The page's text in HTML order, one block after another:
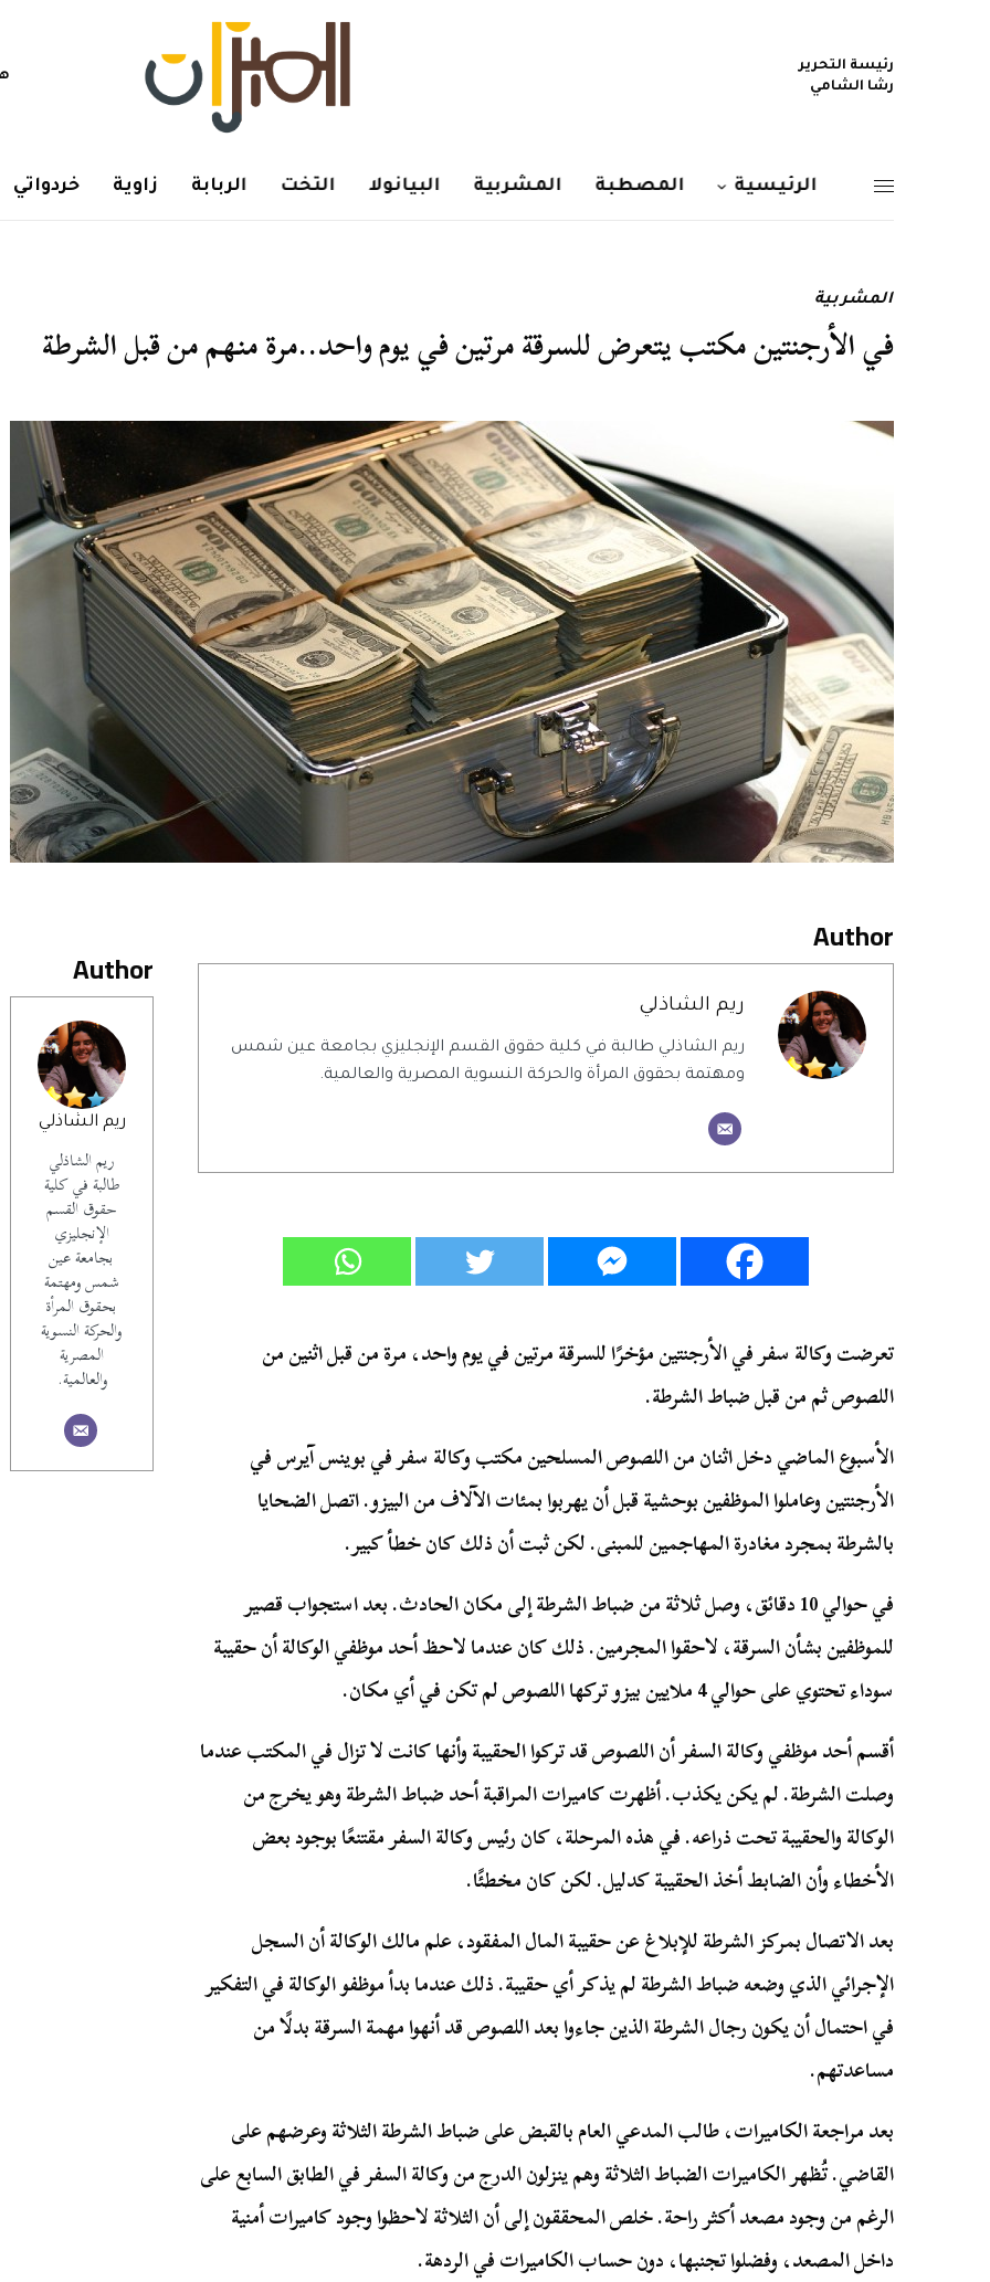
رئيسة التحرير
رشا الشامي
الرئيسية المصطبة المشربية البيانولا التخت الربابة زاوية خردواتي
المشربية
في الأرجنتين مكتب يتعرض للسرقة مرتين في يوم واحد..مرة منهم من قبل الشرطة
Author
ريم الشاذلي
ريم الشاذلي
طالبة في كلية
حقوق القسم
الإنجليزي
بجامعة عين
شمس ومهتمة
بحقوق المرأة
والحركة النسوية
المصرية
والعالمية.
Author
ريم الشاذلي
ريم الشاذلي طالبة في كلية حقوق القسم الإنجليزي بجامعة عين شمس
ومهتمة بحقوق المرأة والحركة النسوية المصرية والعالمية.
تعرضت وكالة سفر في الأرجنتين مؤخرًا للسرقة مرتين في يوم واحد، مرة من قبل اثنين من
اللصوص ثم من قبل ضباط الشرطة.
الأسبوع الماضي دخل اثنان من اللصوص المسلحين مكتب وكالة سفر في بوينس آيرس في
الأرجنتين وعاملوا الموظفين بوحشية قبل أن يهربوا بمئات الآلاف من البيزو. اتصل الضحايا
بالشرطة بمجرد مغادرة المهاجمين للمبنى. لكن ثبت أن ذلك كان خطأ كبير.
في حوالي 10 دقائق، وصل ثلاثة من ضباط الشرطة إلى مكان الحادث. بعد استجواب قصير
للموظفين بشأن السرقة، لاحقوا المجرمين. ذلك كان عندما لاحظ أحد موظفي الوكالة أن حقيبة
سوداء تحتوي على حوالي 4 ملايين بيزو تركها اللصوص لم تكن في أي مكان.
أقسم أحد موظفي وكالة السفر أن اللصوص قد تركوا الحقيبة وأنها كانت لا تزال في المكتب عندما
وصلت الشرطة. لم يكن يكذب. أظهرت كاميرات المراقبة أحد ضباط الشرطة وهو يخرج من
الوكالة والحقيبة تحت ذراعه. في هذه المرحلة، كان رئيس وكالة السفر مقتنعًا بوجود بعض
الأخطاء وأن الضابط أخذ الحقيبة كدليل. لكن كان مخطئًا.
بعد الاتصال بمركز الشرطة للإبلاغ عن حقيبة المال المفقود، علم مالك الوكالة أن السجل
الإجرائي الذي وضعه ضباط الشرطة لم يذكر أي حقيبة. ذلك عندما بدأ موظفو الوكالة في التفكير
في احتمال أن يكون رجال الشرطة الذين جاءوا بعد اللصوص قد أنهوا مهمة السرقة بدلًا من
مساعدتهم.
بعد مراجعة الكاميرات، طالب المدعي العام بالقبض على ضباط الشرطة الثلاثة وعرضهم على
القاضي. تُظهر الكاميرات الضباط الثلاثة وهم ينزلون الدرج من وكالة السفر في الطابق السابع على
الرغم من وجود مصعد أكثر راحة. خلص المحققون إلى أن الثلاثة لاحظوا وجود كاميرات أمنية
داخل المصعد، وفضلوا تجنبها، دون حساب الكاميرات في الردهة.